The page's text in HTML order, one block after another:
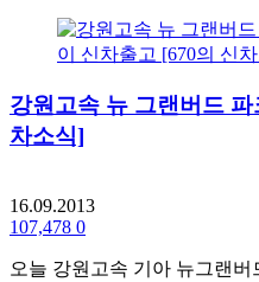
강원고속 뉴 그랜버드
차소식]
16.09.2013
107,478 0
오늘 강원고속 기아 뉴그랜